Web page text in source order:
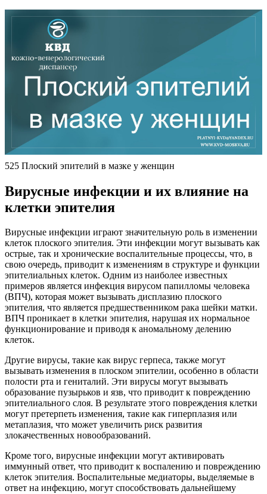
525 Плоский эпителий в мазке у женщин
Вирусные инфекции и их влияние на
клетки эпителия
Вирусные инфекции играют значительную роль в изменении
клеток плоского эпителия. Эти инфекции могут вызывать как
острые, так и хронические воспалительные процессы, что, в
свою очередь, приводит к изменениям в структуре и функции
эпителиальных клеток. Одним из наиболее известных
примеров является инфекция вирусом папилломы человека
(ВПЧ), которая может вызывать дисплазию плоского
эпителия, что является предшественником рака шейки матки.
ВПЧ проникает в клетки эпителия, нарушая их нормальное
функционирование и приводя к аномальному делению
клеток.
Другие вирусы, такие как вирус герпеса, также могут
вызывать изменения в плоском эпителии, особенно в области
полости рта и гениталий. Эти вирусы могут вызывать
образование пузырьков и язв, что приводит к повреждению
эпителиального слоя. В результате этого повреждения клетки
могут претерпеть изменения, такие как гиперплазия или
метаплазия, что может увеличить риск развития
злокачественных новообразований.
Кроме того, вирусные инфекции могут активировать
иммунный ответ, что приводит к воспалению и повреждению
клеток эпителия. Воспалительные медиаторы, выделяемые в
ответ на инфекцию, могут способствовать дальнейшему